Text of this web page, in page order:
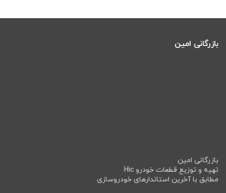
بازرگانی امین
بازرگانی امین
تهیه و توزیع قطعات خودرو Hic
مطابق با آخرین استاندارهای خودروسازی